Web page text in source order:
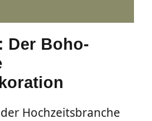
Der Boho-
Hochzeitsbranche